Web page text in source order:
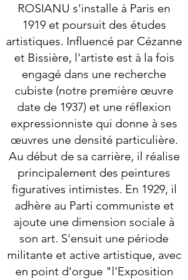
ROSIANU s'installe à Paris en
1919 et poursuit des études
artistiques. Influencé par Cézanne
et Bissière, l'artiste est à la fois
engagé dans une recherche
cubiste (notre première œuvre
date de 1937) et une réflexion
expressionniste qui donne à ses
œuvres une densité particulière.
Au début de sa carrière, il réalise
principalement des peintures
figuratives intimistes. En 1929, il
adhère au Parti communiste et
ajoute une dimension sociale à
son art. S'ensuit une période
militante et active artistique, avec
en point d'orgue "l'Exposition